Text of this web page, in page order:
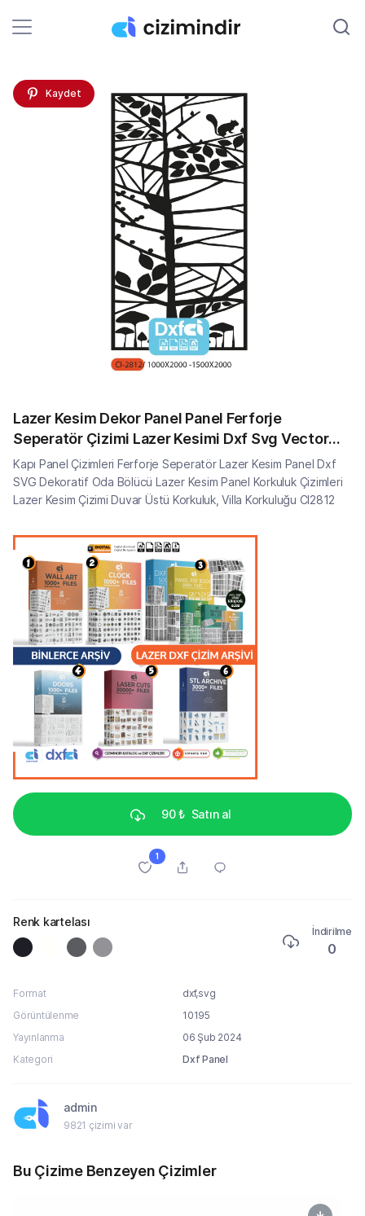
Kaydet
Lazer Kesim Dekor Panel Panel Ferforje
Seperatör Çizimi Lazer Kesimi Dxf Svg Vector
CI2812
Kapı Panel Çizimleri Ferforje Seperatör Lazer Kesim Panel Dxf
SVG Dekoratif Oda Bölücü Lazer Kesim Panel Korkuluk Çizimleri
Lazer Kesim Çizimi Duvar Üstü Korkuluk, Villa Korkuluğu CI2812
90 ₺ Satın al
1
Renk kartelası
İndirilme
0
Format
dxf,svg
Görüntülenme
10195
Yayınlanma
06 Şub 2024
Kategori
Dxf Panel
admin
9821 çizimi var
Bu Çizime Benzeyen Çizimler